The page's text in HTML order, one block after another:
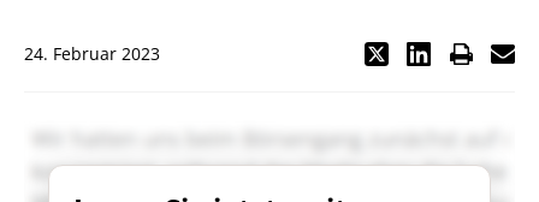
24. Februar 2023